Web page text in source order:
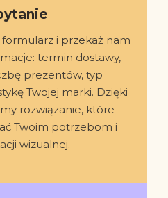
formularz i przekaż nam
termin dostawy,
prezentów, typ
Twojej marki. Dzięki
rozwiązanie, które
Twoim potrzebom i
wizualnej.